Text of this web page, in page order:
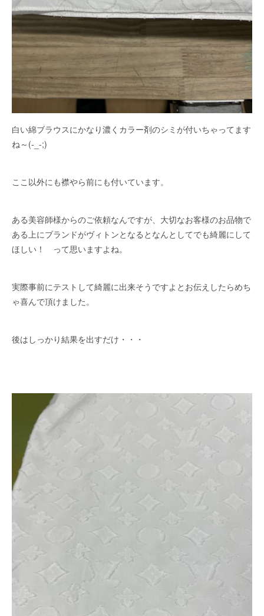
白い綿ブラウスにかなり濃くカラー剤のシミが付いちゃってます
ね～(-_-;)
ここ以外にも襟やら前にも付いています。
ある美容師様からのご依頼なんですが、大切なお客様のお品物で
ある上にブランドがヴィトンとなるとなんとしてでも綺麗にして
ほしい！ って思いますよね。
実際事前にテストして綺麗に出来そうですよとお伝えしたらめち
ゃ喜んで頂けました。
後はしっかり結果を出すだけ・・・